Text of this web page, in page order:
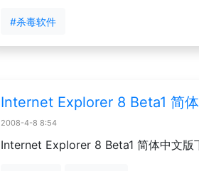
#杀毒软件
Internet Explorer 8 Beta1 简
2008-4-8 8:54
Internet Explorer 8 Beta1 简体中文版